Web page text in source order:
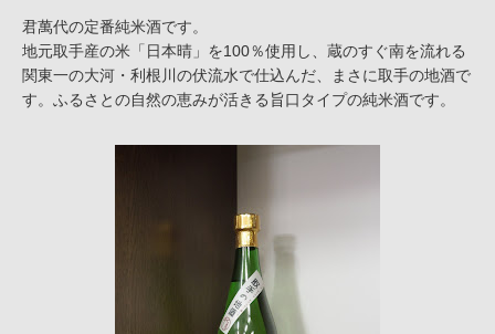
君萬代の定番純米酒です。
地元取手産の米「日本晴」を100％使用し、蔵のすぐ南を流れる
関東一の大河・利根川の伏流水で仕込んだ、まさに取手の地酒で
す。ふるさとの自然の恵みが活きる旨口タイプの純米酒です。